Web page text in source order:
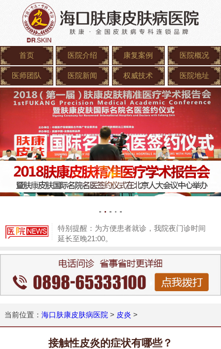
首页 医院介绍 康复案例 医院概况
医师团队 医院新闻 权威技术 医院地址
特别提醒：为方便患者就诊，我院夜门诊时间
延长至晚21:00。
当前位置： 海口肤康皮肤病医院 > 皮炎 >
接触性皮炎的症状有哪些？